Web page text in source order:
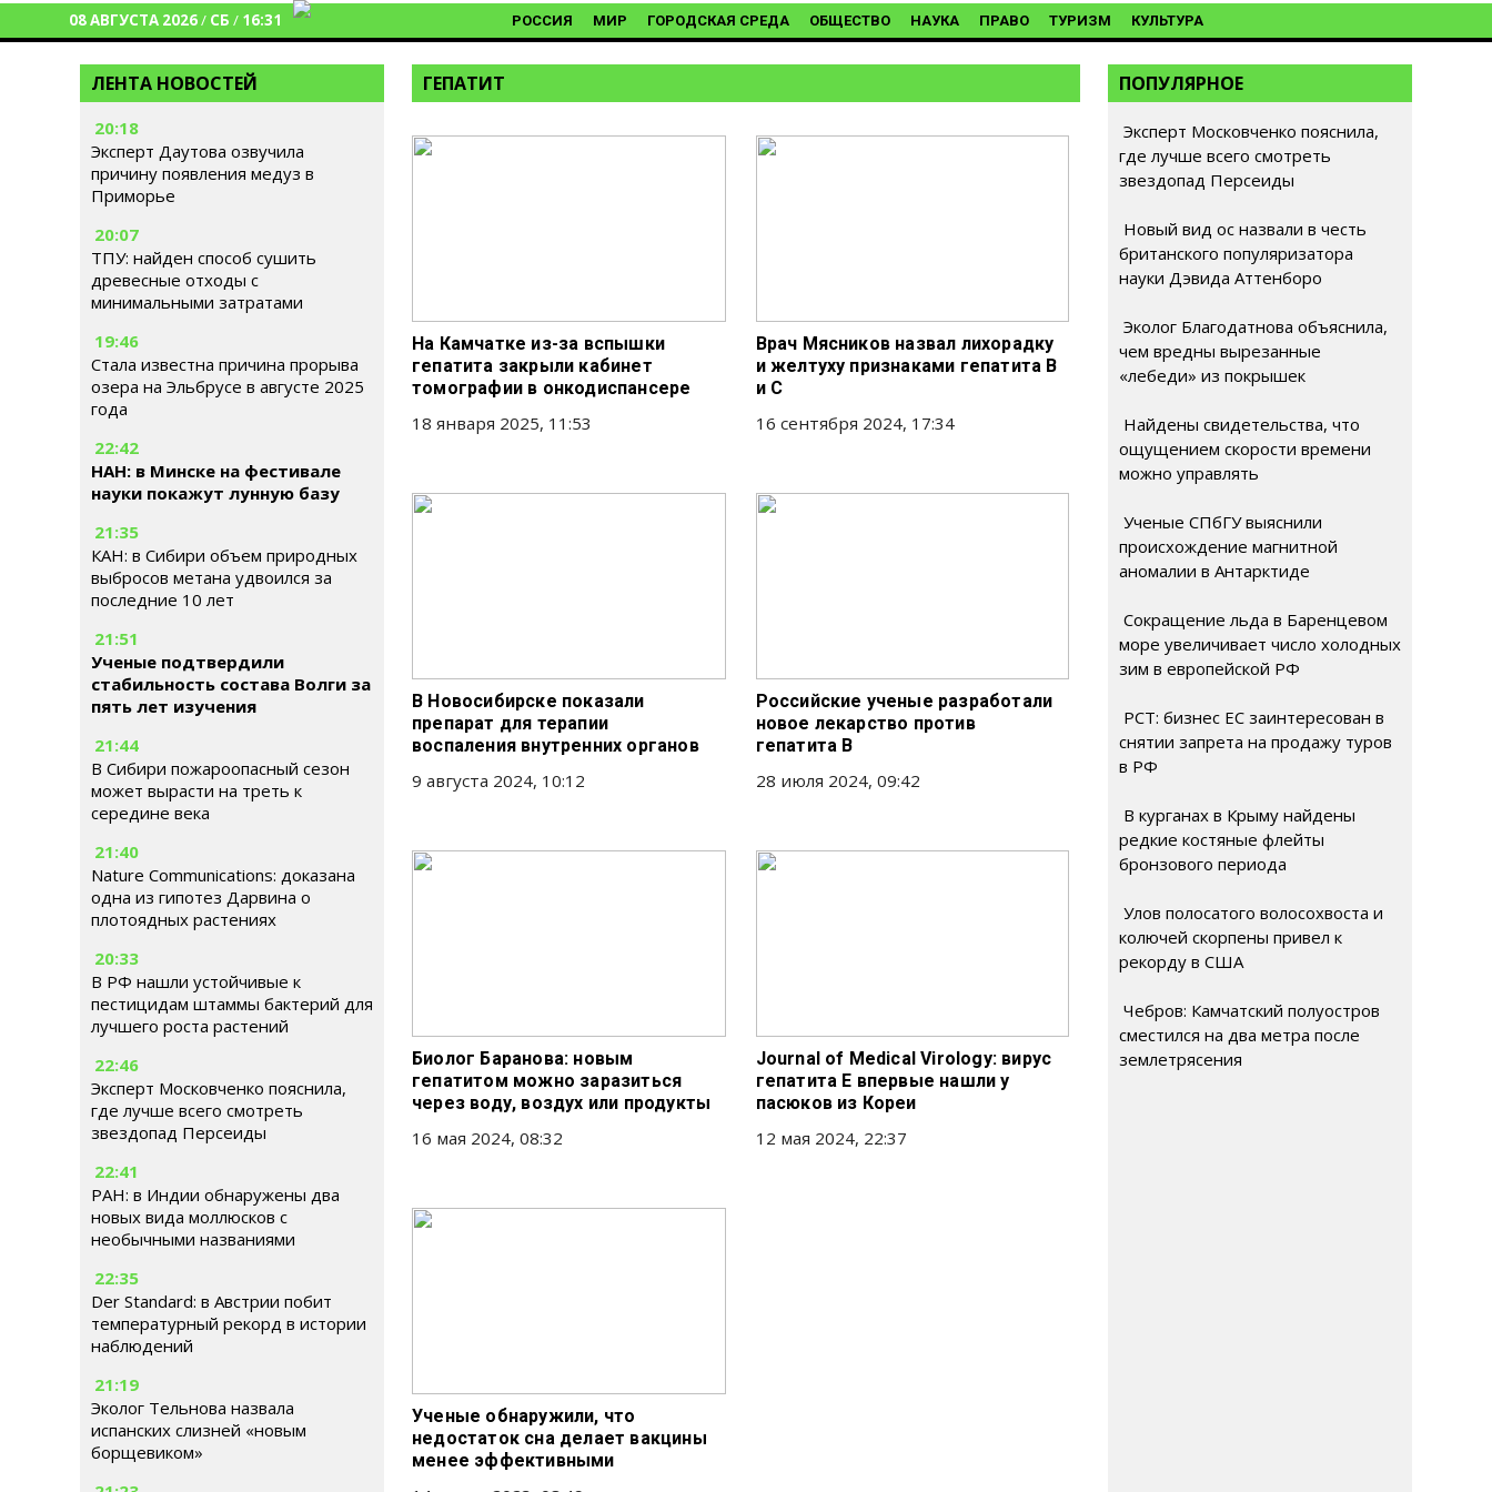
08 АВГУСТА 2026/ СБ / 16:31 РОССИЯ МИР ГОРОДСКАЯ СРЕДА ОБЩЕСТВО НАУКА ПРАВО ТУРИЗМ КУЛЬТУРА
ЛЕНТА НОВОСТЕЙ
20:18
Эксперт Даутова озвучила
причину появления медуз в
Приморье
20:07
ТПУ: найден способ сушить
древесные отходы с
минимальными затратами
19:46
Стала известна причина прорыва
озера на Эльбрусе в августе 2025
года
22:42
НАН: в Минске на фестивале
науки покажут лунную базу
21:35
КАН: в Сибири объем природных
выбросов метана удвоился за
последние 10 лет
21:51
Ученые подтвердили
стабильность состава Волги за
пять лет изучения
21:44
В Сибири пожароопасный сезон
может вырасти на треть к
середине века
21:40
Nature Communications: доказана
одна из гипотез Дарвина о
плотоядных растениях
20:33
В РФ нашли устойчивые к
пестицидам штаммы бактерий для
лучшего роста растений
22:46
Эксперт Московченко пояснила,
где лучше всего смотреть
звездопад Персеиды
22:41
РАН: в Индии обнаружены два
новых вида моллюсков с
необычными названиями
22:35
Der Standard: в Австрии побит
температурный рекорд в истории
наблюдений
21:19
Эколог Тельнова назвала
испанских слизней «новым
борщевиком»
ГЕПАТИТ
На Камчатке из-за вспышки
гепатита закрыли кабинет
томографии в онкодиспансере
18 января 2025, 11:53
Врач Мясников назвал лихорадку
и желтуху признаками гепатита В
и С
16 сентября 2024, 17:34
В Новосибирске показали
препарат для терапии
воспаления внутренних органов
9 августа 2024, 10:12
Российские ученые разработали
новое лекарство против
гепатита В
28 июля 2024, 09:42
Биолог Баранова: новым
гепатитом можно заразиться
через воду, воздух или продукты
16 мая 2024, 08:32
Journal of Medical Virology: вирус
гепатита E впервые нашли у
пасюков из Кореи
12 мая 2024, 22:37
Ученые обнаружили, что
недостаток сна делает вакцины
менее эффективными
ПОПУЛЯРНОЕ
Эксперт Московченко пояснила,
где лучше всего смотреть
звездопад Персеиды
Новый вид ос назвали в честь
британского популяризатора
науки Дэвида Аттенборо
Эколог Благодатнова объяснила,
чем вредны вырезанные
«лебеди» из покрышек
Найдены свидетельства, что
ощущением скорости времени
можно управлять
Ученые СПбГУ выяснили
происхождение магнитной
аномалии в Антарктиде
Сокращение льда в Баренцевом
море увеличивает число холодных
зим в европейской РФ
РСТ: бизнес ЕС заинтересован в
снятии запрета на продажу туров
в РФ
В курганах в Крыму найдены
редкие костяные флейты
бронзового периода
Улов полосатого волосохвоста и
колючей скорпены привел к
рекорду в США
Чебров: Камчатский полуостров
сместился на два метра после
землетрясения